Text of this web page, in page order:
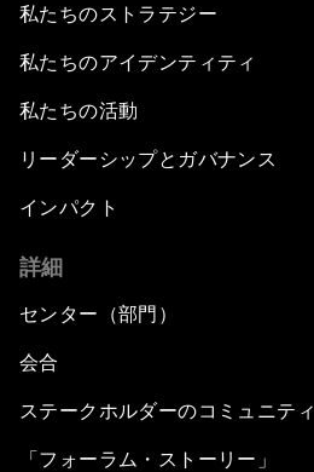
私たちのストラテジー
私たちのアイデンティティ
私たちの活動
リーダーシップとガバナンス
インパクト
詳細
センター（部門）
会合
ステークホルダーのコミュニティ
「フォーラム・ストーリー」